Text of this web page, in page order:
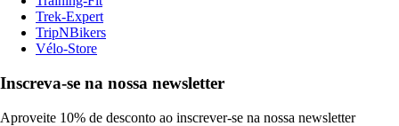
Trek-Expert
TripNBikers
Vélo-Store
Inscreva-se na nossa newsletter
Aproveite 10% de desconto ao inscrever-se na nossa newsletter